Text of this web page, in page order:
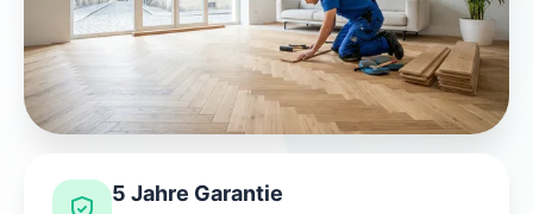
5 Jahre Garantie